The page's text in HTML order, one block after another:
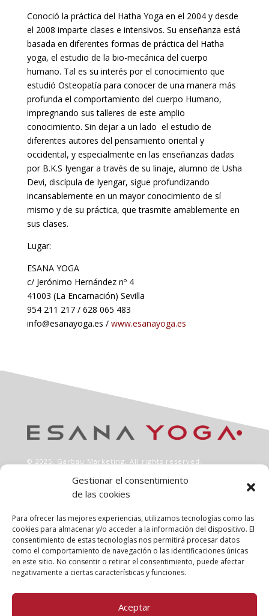
Gestionar el consentimiento
de las cookies
Para ofrecer las mejores experiencias, utilizamos tecnologías como las
cookies para almacenar y/o acceder a la información del dispositivo. El
consentimiento de estas tecnologías nos permitirá procesar datos
como el comportamiento de navegación o las identificaciones únicas
en este sitio. No consentir o retirar el consentimiento, puede afectar
negativamente a ciertas características y funciones.
Aceptar
Conoció la práctica del Hatha Yoga en el 2004 y desde
el 2008 imparte clases e intensivos. Su enseñanza está
basada en diferentes formas de práctica del Hatha
yoga, el estudio de la bio-mecánica del cuerpo
humano. Tal es su interés por el conocimiento que
estudió Osteopatía para conocer de una manera más
profunda el comportamiento del cuerpo Humano,
impregnando sus talleres de este amplio
conocimiento. Sin dejar a un lado el estudio de
diferentes autores del pensamiento oriental y
occidental, y especialmente en las enseñanzas dadas
por B.K.S Iyengar a través de su linaje, alumno de Usha
Devi, discípula de Iyengar, sigue profundizando
incansablemente en un mayor conocimiento de sí
mismo y de su práctica, que trasmite amablemente en
sus clases.
Lugar:
ESANA YOGA
c/ Jerónimo Hernández nº 4
41003 (La Encarnación) Sevilla
954 211 217 / 628 065 483
info@esanayoga.es / www.esanayoga.es
© 2025, Garbau Marketing. All rights reserved.
INFO
Aviso legal
Política de privacidad
Política de cookies
Clases
Talleres